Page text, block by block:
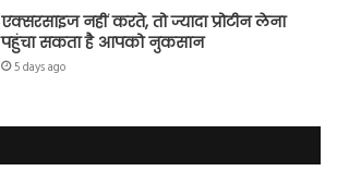
एक्सरसाइज नहीं करते, तो ज्यादा प्रोटीन लेना
पहुंचा सकता है आपको नुकसान
5 days ago